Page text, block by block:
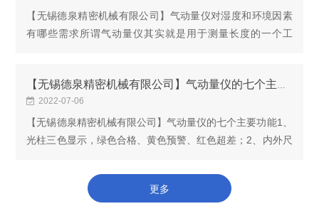
【无锡德泉精密机械有限公司】气动量仪对湿度和环境因素
有哪些需求所谓气动量仪其实就是用于测量长度的一个工
【无锡德泉精密机械有限公司】气动量仪的七个主要功能
2022-07-06
【无锡德泉精密机械有限公司】气动量仪的七个主要功能1、
光柱三色显示，绿色合格、黄色预警、红色超差；2、内外尺
1um、2um、5um4、测量显示分辨率精度小于0.1u...
更多